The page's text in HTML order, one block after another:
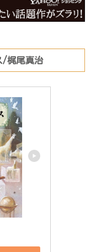
/梶尾真治